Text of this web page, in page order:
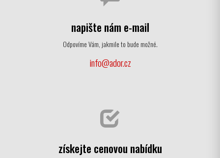
napište nám e-mail
Odpovíme Vám, jakmile to bude možné.
info@ador.cz
získejte cenovou nabídku